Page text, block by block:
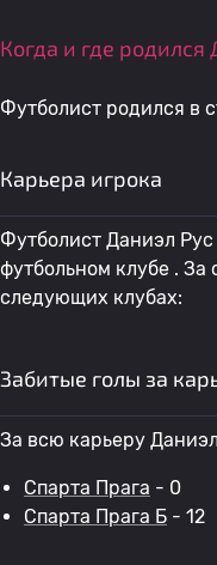
Когда и где родился
Футболист родился в
Карьера игрока
Футболист Даниэл
футбольном клубе . За
следующих клубах:
Забитые голы за
За всю карьеру
Спарта Прага - 0
Спарта Прага Б - 12